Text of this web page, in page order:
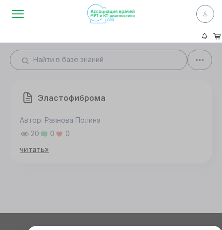
Эластофиброма
Автор: Раянова Полина
20
0
0
читать»